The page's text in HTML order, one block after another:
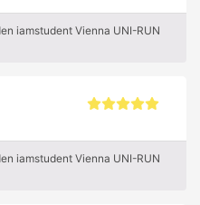
iamstudent Vienna UNI-RUN
iamstudent Vienna UNI-RUN